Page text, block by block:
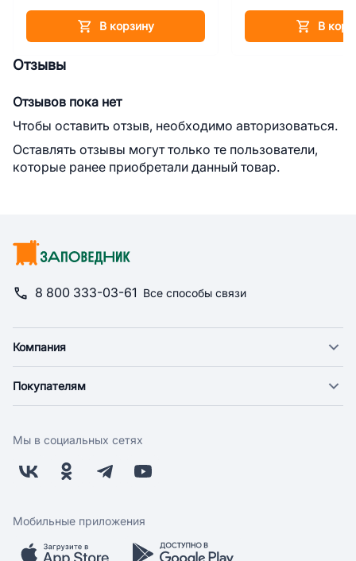
В корзину В
Отзывы
Отзывов пока нет
Чтобы оставить отзыв, необходимо авторизоваться.
Оставлять отзывы могут только те пользователи,
которые ранее приобретали данный товар.
8 800 333-03-61 Все способы связи
Компания
Новости
Поставщикам
Заводчикам
Обратная связь
Покупателям
Оплата
Бонусная программа
Скидки и акции
Мобильное приложение
Мы в социальных сетях
Мобильные приложения